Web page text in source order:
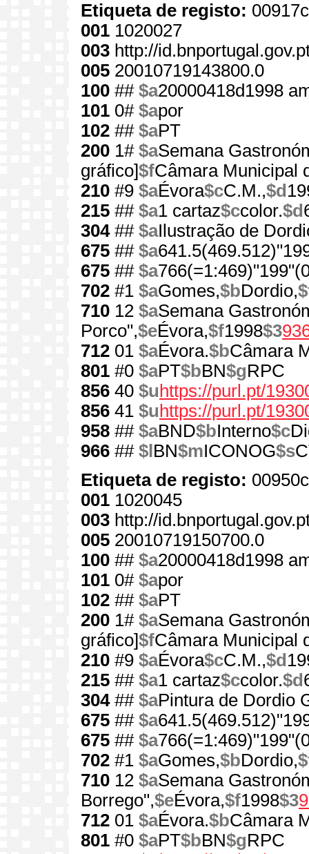
Etiqueta de registo:
001 1020027
003 http://
005 20010719143800.0
100 ## $a20000418d1998
101 0# $apor
102 ## $aPT
200 1# $aSemana
gráfico]$fCâmara Municipal
210 #9 $aÉvora$cC.M.,$d
215 ## $a1 cartaz$ccolor.$d
304## $aIlustração de
675 ## $a
675 ## $a
702 #1 $aGomes,$bDordio,
710 12 $aSemana
Porco",$eÉvora,$f1998$3
712 01 $aÉvora.$bCâmara
801 #0 $aPT$bBN$gRPC
856 40 $u https://purl.pt/
856 41 $u https://purl.pt/
958 ## $aBND$bInterno$c
966 ## $l BN$mICONOG$s
Etiqueta de registo:
001 1020045
003 http://
005 20010719150700.0
100 ## $a20000418d1998
101 0# $apor
102 ## $aPT
200 1# $aSemana
gráfico]$fCâmara Municipal
210 #9 $aÉvora$cC.M.,$d
215 ## $a1 cartaz$ccolor.$d
304## $aPintura de Dordio
675 ## $a
675 ## $a
702 #1 $aGomes,$bDordio,
710 12 $aSemana
Borrego",$eÉvora,$f1998$3
712 01 $aÉvora.$bCâmara
801 #0 $aPT$bBN$gRPC